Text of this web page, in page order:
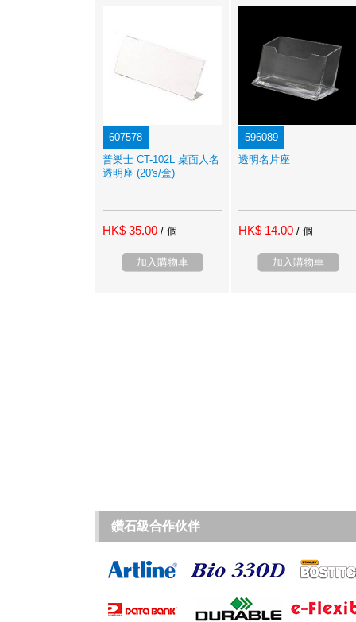
607578
普樂士 CT-102L 桌面人名
透明座 (20's/盒)
HK$ 35.00 / 個
加入購物車
596089
透明名片座
HK$ 14.00 / 個
加入購物車
鑽石級合作伙伴